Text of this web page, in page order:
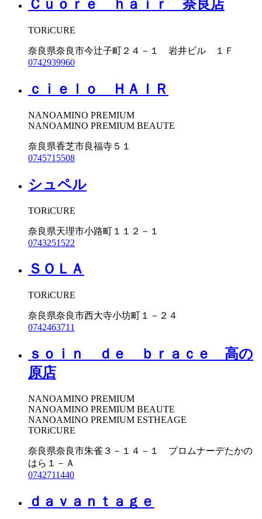
Ｃｕｏｒｅ ｈａｉｒ 奈良店
TORiCURE
奈良県奈良市今辻子町２４－１ 岩井ビル １Ｆ
0742939960
ｃｉｅｌｏ ＨＡＩＲ
NANOAMINO PREMIUM
NANOAMINO PREMIUM BEAUTE
奈良県香芝市良福寺５１
0745715508
シュペル
TORiCURE
奈良県天理市小路町１１２－１
0743251522
ＳＯＬＡ
TORiCURE
奈良県奈良市西大寺小坊町１－２４
0742463711
ｓｏｉｎ ｄｅ ｂｒａｃｅ 高の
原店
NANOAMINO PREMIUM
NANOAMINO PREMIUM BEAUTE
NANOAMINO PREMIUM ESTHEAGE
TORiCURE
奈良県奈良市朱雀３－１４－１ プロムナーデたかの
はら１－Ａ
0742711440
ｄａｖａｎｔａｇｅ